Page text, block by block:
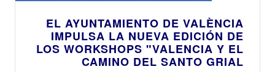
EL AYUNTAMIENTO DE VALÈNCIA
IMPULSA LA NUEVA EDICIÓN DE
LOS WORKSHOPS "VALENCIA Y EL
CAMINO DEL SANTO GRIAL